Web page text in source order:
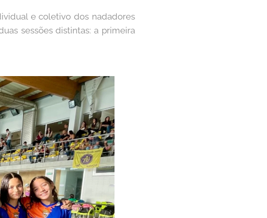
e coletivo dos nadadores
sessões distintas: a primeira